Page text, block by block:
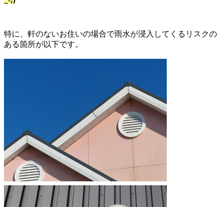
特に、軒のないお住いの場合で雨水が浸入してくるリスクの
ある箇所が以下です。